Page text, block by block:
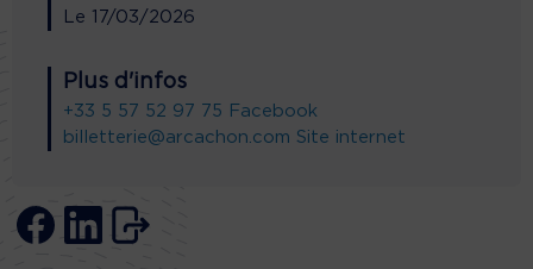
Le 17/03/2026
Plus d'infos
+33 5 57 52 97 75 Facebook
billetterie@arcachon.com Site internet